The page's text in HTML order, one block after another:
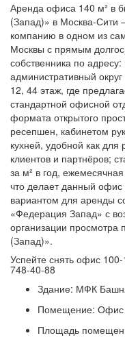
Аренда офиса 140 м² в
(Запад)» в Москва-Сити
компанию в одном из
Москвы с прямым
собственника по
административный
12, 44 этаж, где
стандартной офисной
формата открытого
ресепшен, кабинетом
кухней, удобной как
клиентов и партнёров;
за м² в год,
что делает данный
вариантом для аренды
«Федерация Запад» с
организации
(Запад)».
Успейте снять офис
748-40-88
Здание: МФК
Помещение: Офис
Площадь